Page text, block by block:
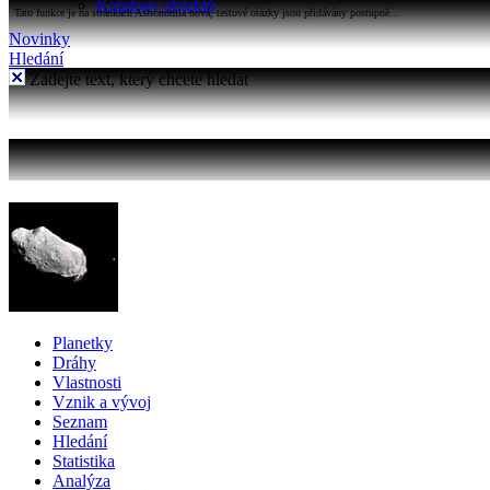
Katalogy objektů
Tato funkce je na stránkách Astronomia nová, testové otázky jsou přidávány postupně...
Novinky
Hledání
Zadejte text, který chcete hledat
Planetky
Dráhy
Vlastnosti
Vznik a vývoj
Seznam
Hledání
Statistika
Analýza